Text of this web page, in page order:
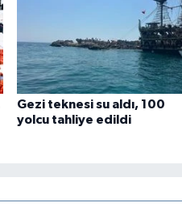
Gezi teknesi su aldı, 100
yolcu tahliye edildi